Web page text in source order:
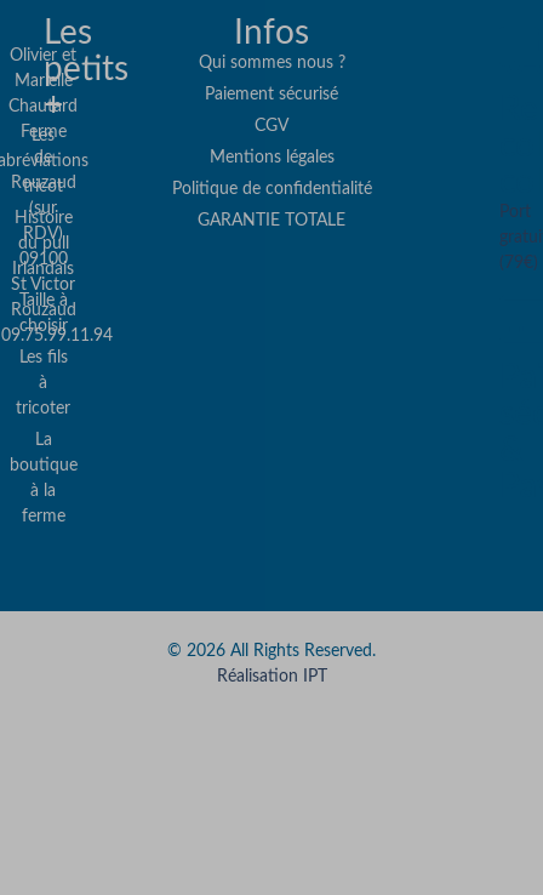
Olivier et
Marielle
Chautard
Ferme
de
Rouzaud
(sur
RDV)
09100
St Victor
Rouzaud
09.75.99.11.94
Les
petits
+
Les
tricot
Histoire
du pull
Irlandais
Taille à
choisir
Les fils
à
tricoter
La
boutique
à la
ferme
Infos
Qui sommes nous ?
Paiement sécurisé
CGV
Mentions légales
Politique de confidentialité
GARANTIE TOTALE
Port
(79€)
© 2026 All Rights Reserved.
Réalisation IPT